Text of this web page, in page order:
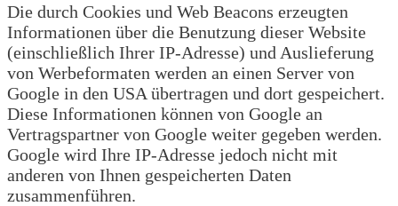
Die durch Cookies und Web Beacons erzeugten
Informationen über die Benutzung dieser Website
(einschließlich Ihrer IP-Adresse) und Auslieferung
von Werbeformaten werden an einen Server von
Google in den USA übertragen und dort gespeichert.
Diese Informationen können von Google an
Vertragspartner von Google weiter gegeben werden.
Google wird Ihre IP-Adresse jedoch nicht mit
anderen von Ihnen gespeicherten Daten
zusammenführen.